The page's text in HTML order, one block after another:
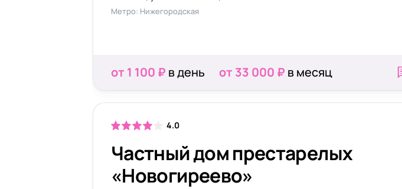
Метро: Нижегородская
от 1 100 ₽ в день от 33 000 ₽ в месяц
4.0
Частный дом престарелых
«Новогиреево»